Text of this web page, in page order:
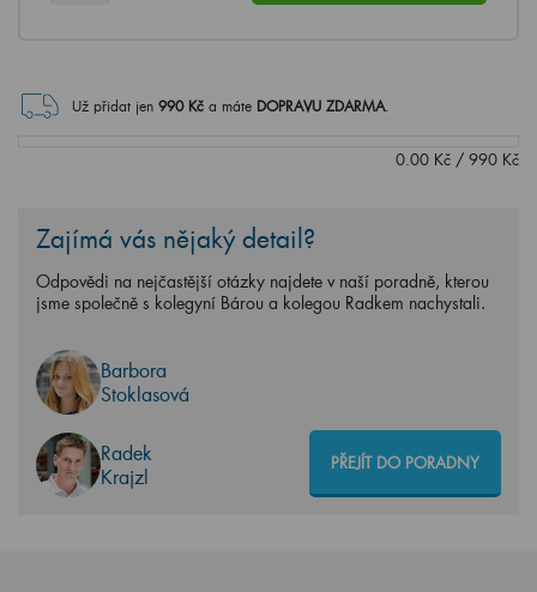
Už přidat jen 990Kč a máte DOPRAVU ZDARMA.
0.00 Kč / 990 Kč
Zajímá vás nějaký detail?
Odpovědi na nejčastější otázky najdete v naší poradně, kterou
jsme společně s kolegyní Bárou a kolegou Radkem nachystali.
Barbora
Stoklasová
Radek
Krajzl
PŘEJÍT DO PORADNY